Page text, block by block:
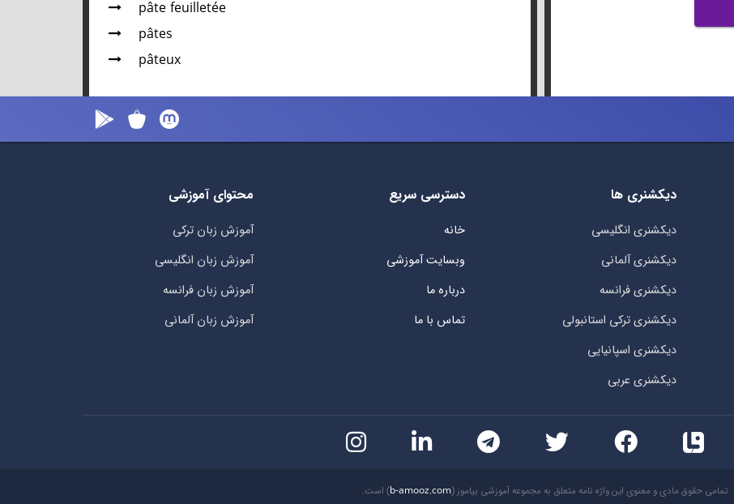
pâte feuilletée
pâtes
pâteux
دیکشنری ها
دیکشنری انگلیسی
دیکشنری آلمانی
دیکشنری فرانسه
دیکشنری ترکی استانبولی
دیکشنری اسپانیایی
دیکشنری عربی
دسترسی سریع
خانه
وبسایت آموزشی
درباره ما
تماس با ما
محتوای آموزشی
آموزش زبان ترکی
آموزش زبان انگلیسی
آموزش زبان فرانسه
آموزش زبان آلمانی
تمامی حقوق مادی و معنوی این واژه نامه متعلق به مجموعه آموزشی بیاموز (b-amooz.com) است.